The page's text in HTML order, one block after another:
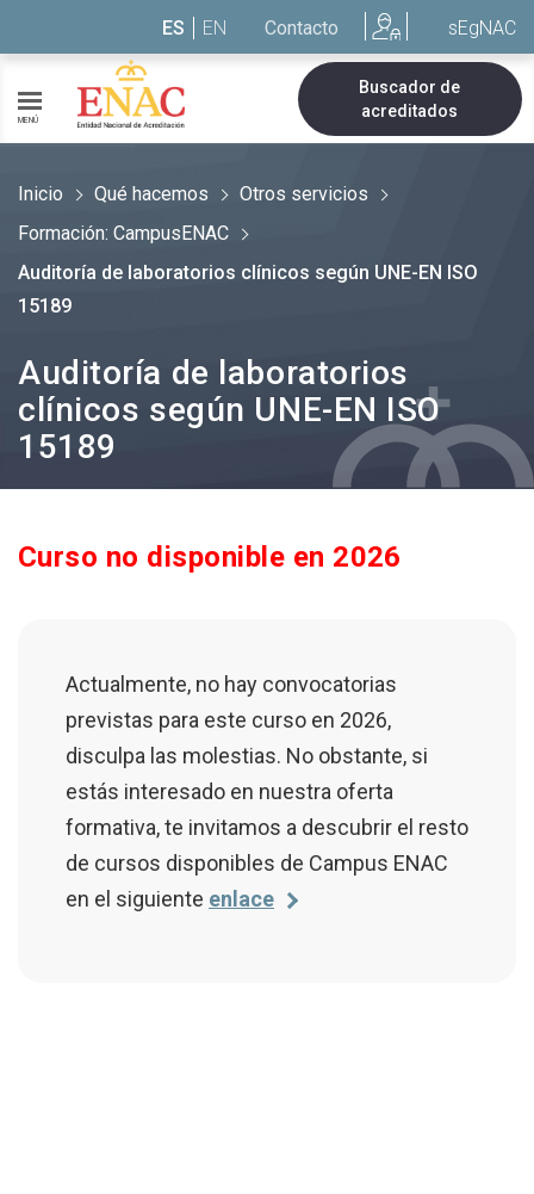
ES EN Contacto sEgNAC
MENÚ
Buscador de
acreditados
Inicio Qué hacemos
Otros servicios
Formación: CampusENAC
Auditoría de laboratorios clínicos según UNE-EN ISO
15189
Auditoría de laboratorios
clínicos según UNE-EN ISO
15189
Curso no disponible en 2026
Actualmente, no hay convocatorias
previstas para este curso en 2026,
disculpa las molestias. No obstante, si
estás interesado en nuestra oferta
formativa, te invitamos a descubrir el resto
de cursos disponibles de Campus ENAC
en el siguiente enlace